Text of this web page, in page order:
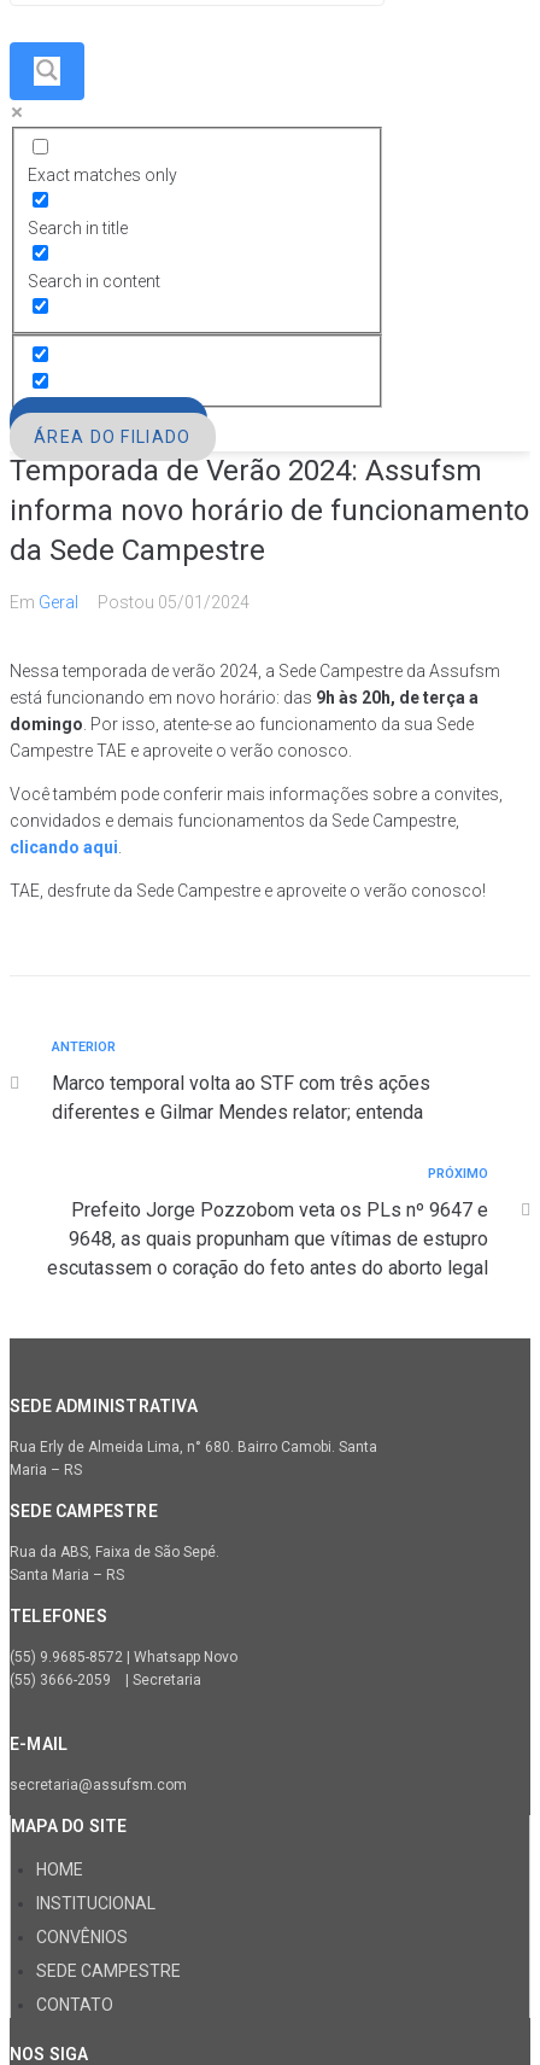
Exact matches only
Search in title
Search in content
ÁREA DO FILIADO
Temporada de Verão 2024: Assufsm
informa novo horário de funcionamento
da Sede Campestre
Em Geral Postou 05/01/2024
Nessa temporada de verão 2024, a Sede Campestre da Assufsm
está funcionando em novo horário: das 9h às 20h, de terça a
domingo. Por isso, atente-se ao funcionamento da sua Sede
Campestre TAE e aproveite o verão conosco.
Você também pode conferir mais informações sobre a convites,
convidados e demais funcionamentos da Sede Campestre,
clicando aqui.
TAE, desfrute da Sede Campestre e aproveite o verão conosco!
Navegação
A
n
t
ANTERIOR
Marco temporal volta ao STF com três ações
diferentes e Gilmar Mendes relator; entenda
o
PRÓXIMO
Prefeito Jorge Pozzobom veta os PLs nº 9647 e
9648, as quais propunham que vítimas de estupro
escutassem o coração do feto antes do aborto legal
SEDE ADMINISTRATIVA
Rua Erly de Almeida Lima, n° 680. Bairro Camobi. Santa
Maria – RS
SEDE CAMPESTRE
Rua da ABS, Faixa de São Sepé.
Santa Maria – RS
TELEFONES
(55) 9.9685-8572 | Whatsapp Novo
(55) 3666-2059 | Secretaria
E-MAIL
secretaria@assufsm.com
MAPA DO SITE
HOME
INSTITUCIONAL
CONVÊNIOS
SEDE CAMPESTRE
CONTATO
NOS SIGA